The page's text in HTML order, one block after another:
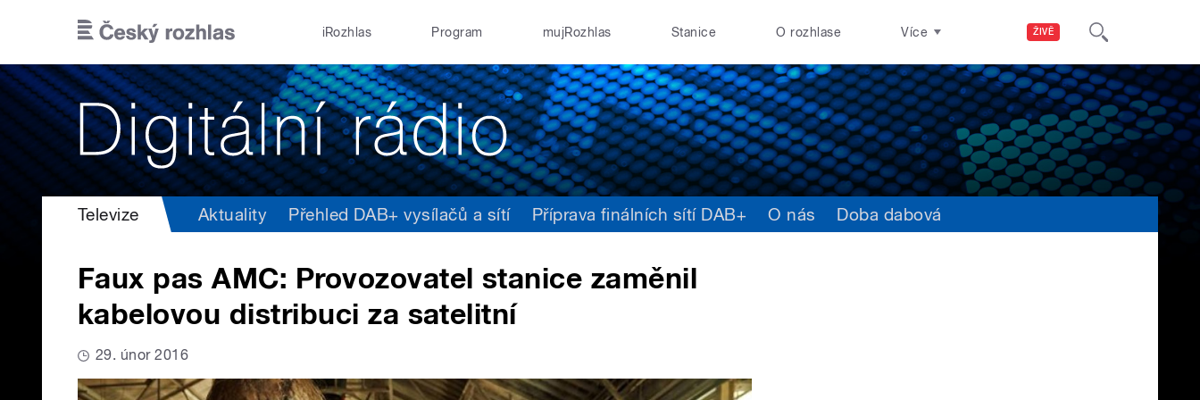
ŽIVĚ
iRozhlas Program mujRozhlas Stanice O rozhlase Více
Televize Aktuality Přehled DAB+ vysílačů a sítí Příprava finálních sítí DAB+ O nás Doba dabová
Faux pas AMC: Provozovatel stanice zaměnil
kabelovou distribuci za satelitní
29. únor 2016